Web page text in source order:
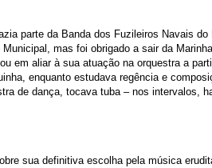
parte da Banda dos Fuzileiros Navais
mas foi obrigado a sair da
em aliar à sua atuação na orquestra a
enquanto estudava regência e
de dança, tocava tuba – nos intervalos,
sua definitiva escolha pela música